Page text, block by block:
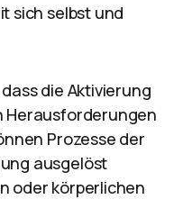
sich selbst und
die Aktivierung
Herausforderungen
Prozesse der
ausgelöst
oder körperlichen